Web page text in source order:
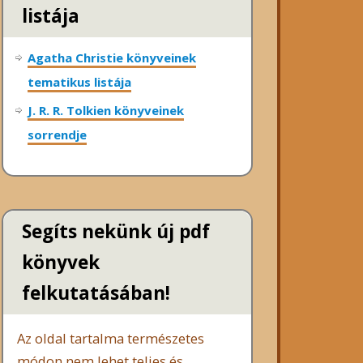
listája
Agatha Christie könyveinek
tematikus listája
J. R. R. Tolkien könyveinek
sorrendje
Segíts nekünk új pdf
könyvek
felkutatásában!
Az oldal tartalma természetes